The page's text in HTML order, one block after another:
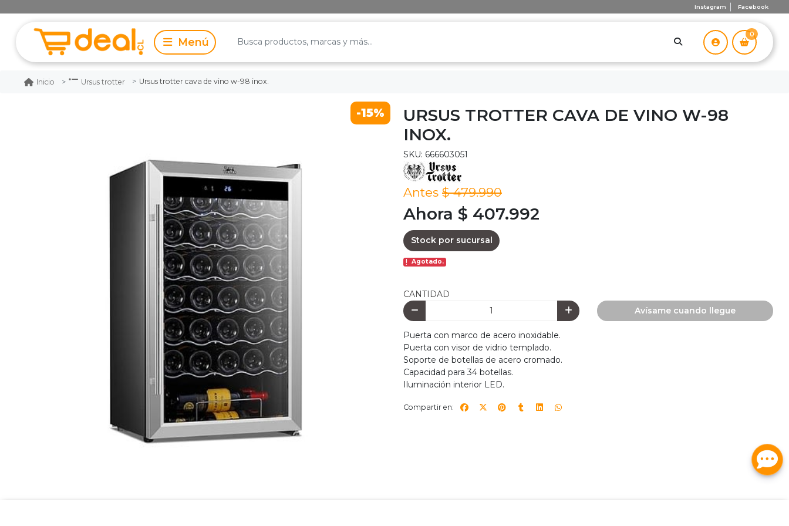
Instagram Facebook
0
Inicio Ursus trotter Ursus trotter cava de vino w-98 inox.
-15%
URSUS TROTTER CAVA DE VINO W-98
INOX.
SKU: 666603051
Antes $ 479.990
Ahora $ 407.992
Stock por sucursal
Agotado.
CANTIDAD
Avísame cuando llegue
Puerta con marco de acero inoxidable.
Puerta con visor de vidrio templado.
Soporte de botellas de acero cromado.
Capacidad para 34 botellas.
Iluminación interior LED.
Compartir en: